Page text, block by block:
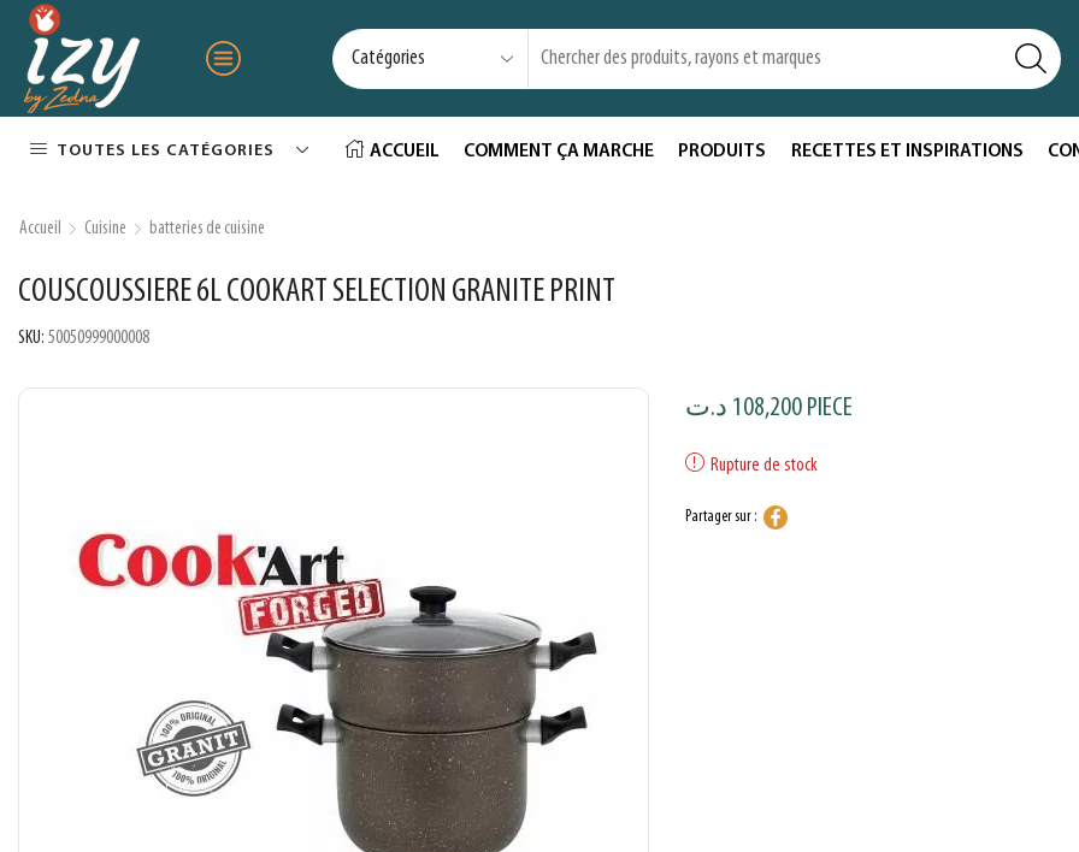
TOUTES LES CATÉGORIES ACCUEIL COMMENT ÇA MARCHE PRODUITS RECETTES ET INSPIRATIONS
Accueil Cuisine batteries de cuisine
COUSCOUSSIERE 6L COOKART SELECTION GRANITE PRINT
SKU: 50050999000008
108,200 د.ت PIECE
Rupture de stock
Partager sur :